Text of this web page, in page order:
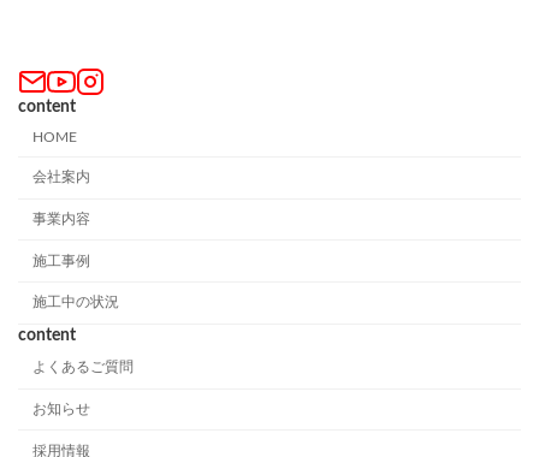
content
HOME
会社案内
事業内容
施工事例
施工中の状況
content
よくあるご質問
お知らせ
採用情報